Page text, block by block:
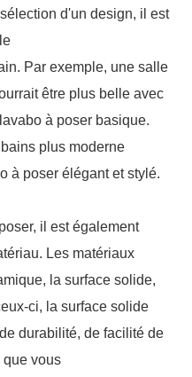
d'un design, il est
Par exemple, une salle
être plus belle avec
à poser basique.
plus moderne
à poser élégant et stylé.
il est également
Les matériaux
la surface solide,
ci, la surface solide
durabilité, de facilité de
que vous